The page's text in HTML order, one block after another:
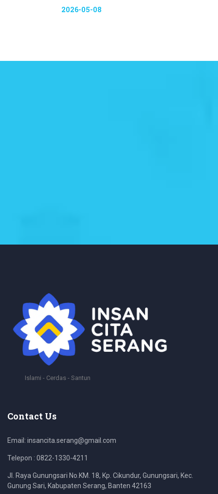
2026-05-08
Islami - Cerdas - Santun
Contact Us
Email: insancita.serang@gmail.com
Telepon : 0822-1330-4211
Jl. Raya Gunungsari No.KM. 18, Kp. Cikundur, Gunungsari, Kec.
Gunung Sari, Kabupaten Serang, Banten 42163